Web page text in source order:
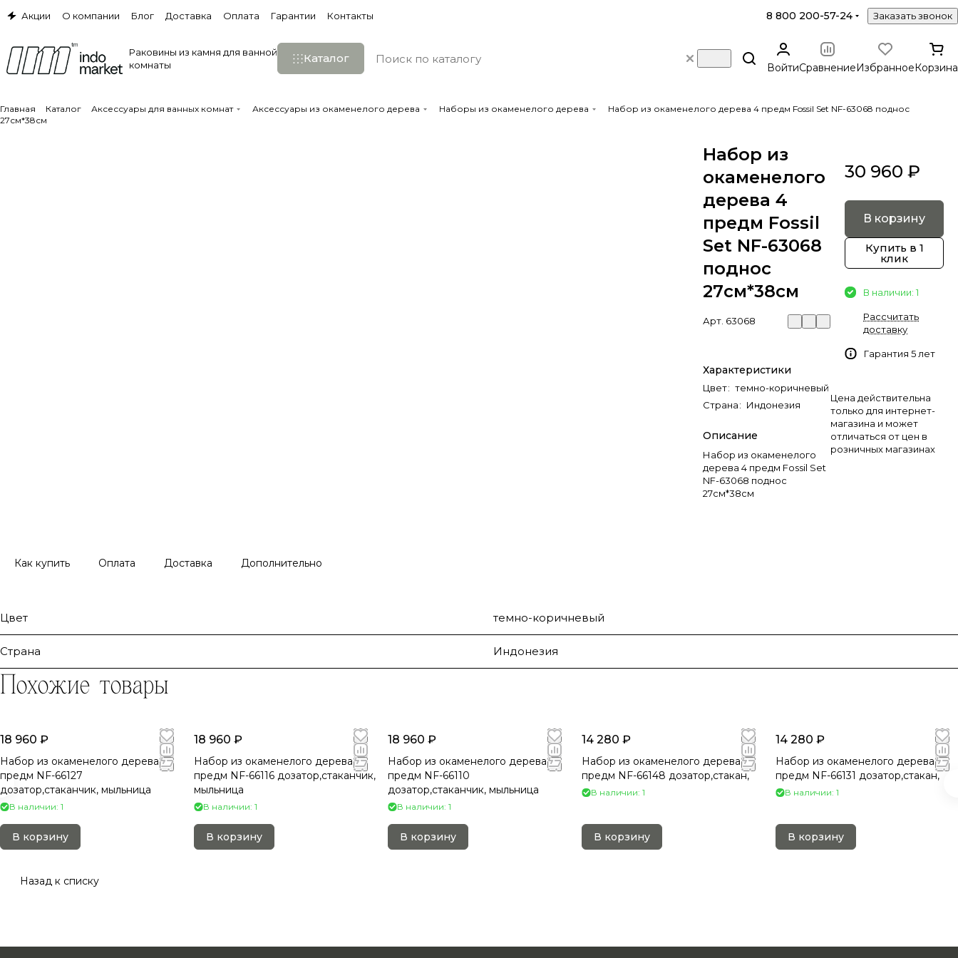
Акции О компании Блог Доставка Оплата Гарантии Контакты 8 800 200-57-24 Заказать звонок
Раковины из камня для ванной
комнаты
Каталог
ВойтиСравнениеИзбранноеКорзина
Главная Каталог Аксессуары для ванных комнат Аксессуары из окаменелого дерева Наборы из окаменелого дерева
Набор из окаменелого дерева 4 предм Fossil Set NF-63068 поднос
27см*38см
Набор из
окаменелого
дерева 4
предм Fossil
Set NF-63068
поднос
27см*38см
Арт. 63068
Характеристики
Цвет: темно-коричневый
Страна: Индонезия
Описание
Набор из окаменелого
дерева 4 предм Fossil Set
NF-63068 поднос
27см*38см
30 960 ₽
В корзину
Купить в 1
клик
В наличии: 1
Рассчитать
доставку
Гарантия 5 лет
Цена действительна
только для интернет-
магазина и может
отличаться от цен в
розничных магазинах
Как купить Оплата Доставка Дополнительно
Цвет темно-коричневый
Страна Индонезия
Похожие товары
18 960 ₽
Набор из окаменелого дерева 3
предм NF-66127
дозатор,стаканчик, мыльница
В наличии: 1
В корзину
18 960 ₽
Набор из окаменелого дерева 3
предм NF-66116 дозатор,стаканчик,
мыльница
В наличии: 1
В корзину
18 960 ₽
Набор из окаменелого дерева 3
предм NF-66110
дозатор,стаканчик, мыльница
В наличии: 1
В корзину
14 280 ₽
Набор из окаменелого дерева 2
предм NF-66148 дозатор,стакан,
В наличии: 1
В корзину
14 280 ₽
Набор из окаменелого дерева 2
предм NF-66131 дозатор,стакан,
В наличии: 1
В корзину
Назад к списку